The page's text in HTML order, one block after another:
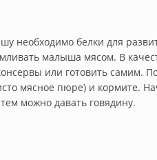
необходимо белки для
малыша мясом. В
или готовить самим.
мясное пюре) и кормите.
можно давать говядину.